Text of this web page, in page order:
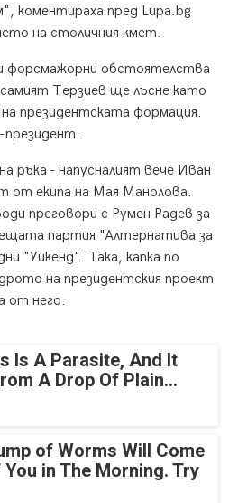
коментираха пред Lupa.bg
на столичния кмет.
форсмажорни обстоятелства
Терзиев ще лъсне като
президентската формация.
ръка - напусналият вече Иван
от екипа на Мая Манолова.
преговори с Румен Радев за
партия "Алтернатива за
"Уикенд". Така, капка по
на президентския проект
от него.
Is A Parasite, And It
A Drop Of Plain...
of Worms Will Come
You in The Morning. Try